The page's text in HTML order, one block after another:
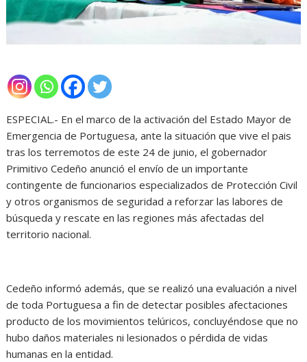
ESPECIAL.- En el marco de la activación del Estado Mayor de
Emergencia de Portuguesa, ante la situación que vive el pais
tras los terremotos de este 24 de junio, el gobernador
Primitivo Cedeño anunció el envío de un importante
contingente de funcionarios especializados de Protección Civil
y otros organismos de seguridad a reforzar las labores de
búsqueda y rescate en las regiones más afectadas del
territorio nacional.
Cedeño informó además, que se realizó una evaluación a nivel
de toda Portuguesa a fin de detectar posibles afectaciones
producto de los movimientos telúricos, concluyéndose que no
hubo daños materiales ni lesionados o pérdida de vidas
humanas en la entidad.